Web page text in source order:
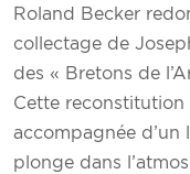
Roland Becker
collectage de
des « Bretons de
Cette reconstitution
accompagnée d’un
plonge dans